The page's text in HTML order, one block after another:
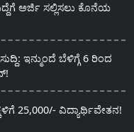
ಅರ್ಜಿ ಸಲ್ಲಿಸಲು ಕೊನೆಯ
ಇನ್ಮುಂದೆ ಬೆಳಿಗ್ಗೆ 6 ರಿಂದ
25,000/- ವಿದ್ಯಾರ್ಥಿವೇತನ!